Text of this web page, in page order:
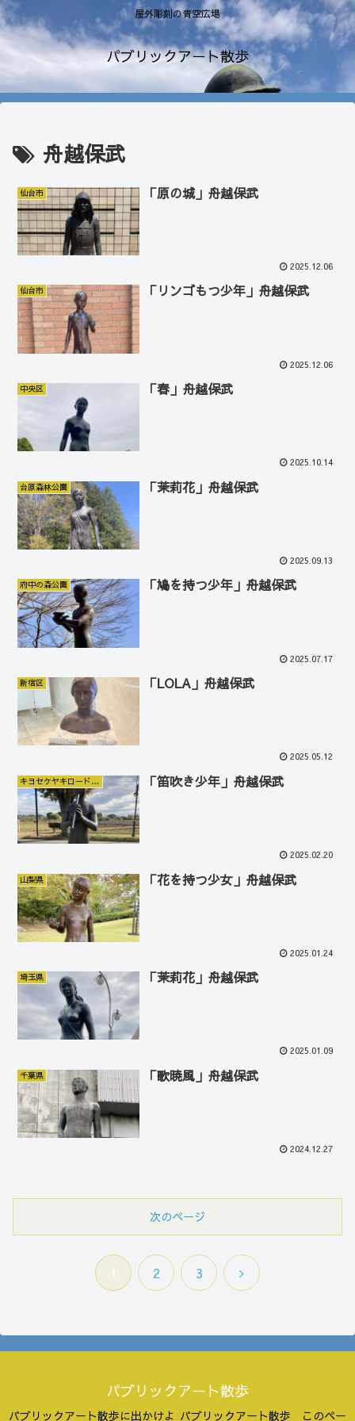
屋外彫刻の青空広場
パブリックアート散歩
舟越保武
仙台市 「原の城」舟越保武
2025.12.06
仙台市 「リンゴもつ少年」舟越保武
2025.12.06
中央区 「春」舟越保武
2025.10.14
台原森林公園 「茉莉花」舟越保武
2025.09.13
府中の森公園 「鳩を持つ少年」舟越保武
2025.07.17
新宿区 「LOLA」舟越保武
2025.05.12
キヨセケヤキロードギャラリー 「笛吹き少年」舟越保武
2025.02.20
山梨県 「花を持つ少女」舟越保武
2025.01.24
埼玉県 「茉莉花」舟越保武
2025.01.09
千葉県 「歌暁風」舟越保武
2024.12.27
次のページ
1 2 3
次
パブリックアート散歩
パブリックアート散歩に出かけよ パブリックアート散歩 このペー